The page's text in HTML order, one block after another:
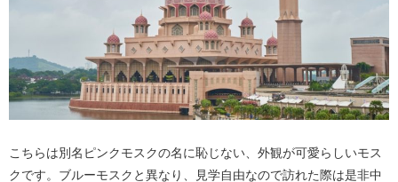
こちらは別名ピンクモスクの名に恥じない、外観が可愛らしいモス
クです。ブルーモスクと異なり、見学自由なので訪れた際は是非中